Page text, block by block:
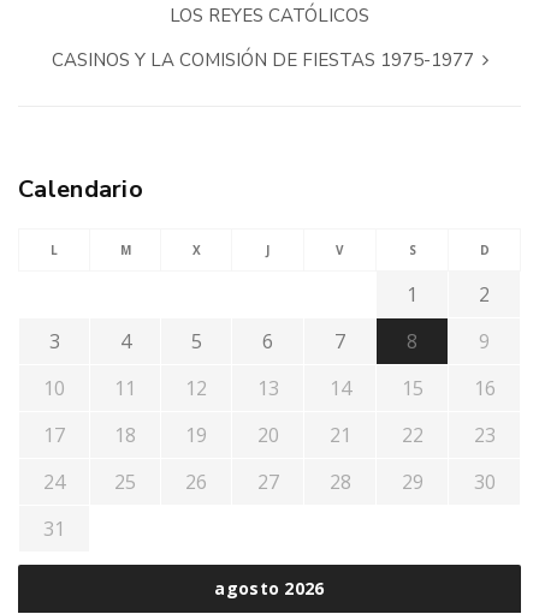
LOS REYES CATÓLICOS
CASINOS Y LA COMISIÓN DE FIESTAS 1975-1977
Calendario
agosto 2026
L M X J V S D
1
2
3
4 5 6 7 8
9
10
11 12 13 14 15
16
17
18 19 20 21 22
23
24
25 26 27 28 29
30
31